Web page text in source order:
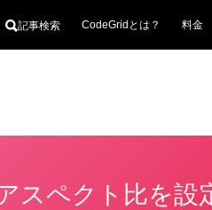
記事検索 CodeGridとは？ 料金
スペクト比を設